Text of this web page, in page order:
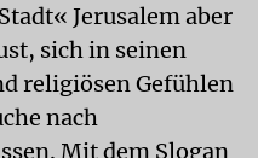
Jerusalem aber
sich in seinen
religiösen Gefühlen
nach
Mit dem Slogan